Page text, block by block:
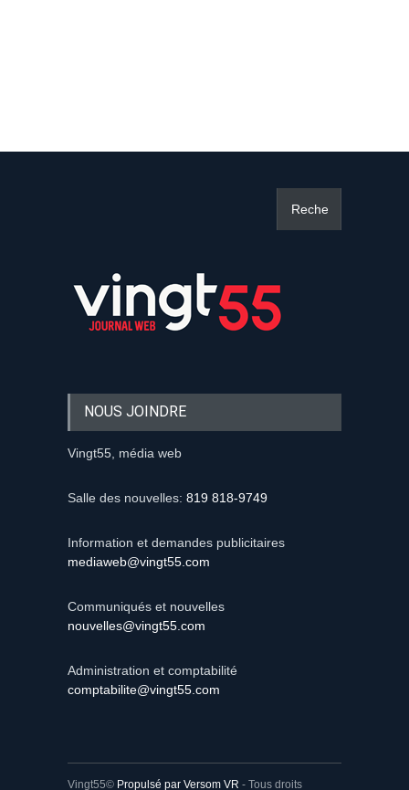
NOUS JOINDRE
Vingt55, média web
Salle des nouvelles: 819 818-9749
Information et demandes publicitaires
mediaweb@vingt55.com
Communiqués et nouvelles
nouvelles@vingt55.com
Administration et comptabilité
comptabilite@vingt55.com
Vingt55© Propulsé par Versom VR - Tous droits